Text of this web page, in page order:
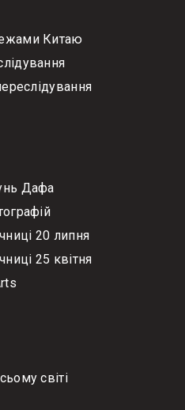
Китаю
Дафа
20 липня
25 квітня
світі